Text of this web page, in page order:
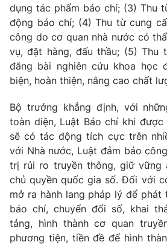
® Cấm sao chép dưới mọi hình thức
thuận bằng văn bản. Ghi rõ nguồn
thông tin từ website này.
dụng tác phẩm báo chí; (3) Thu
động báo chí; (4) Thu từ cung
công do cơ quan nhà nước có
vụ, đặt hàng, đấu thầu; (5) Thu
đăng bài nghiên cứu khoa học
biện, hoàn thiện, nâng cao chất
Bộ trưởng khẳng định, với
toàn diện, Luật Báo chí khi
sẽ có tác động tích cực trên
với Nhà nước, Luật đảm bảo
trị rủi ro truyền thông, giữ vững
chủ quyền quốc gia số. Đối với
mở ra hành lang pháp lý để phát
báo chí, chuyển đổi số, khai
tảng, hình thành cơ quan
phương tiện, tiền đề để hình